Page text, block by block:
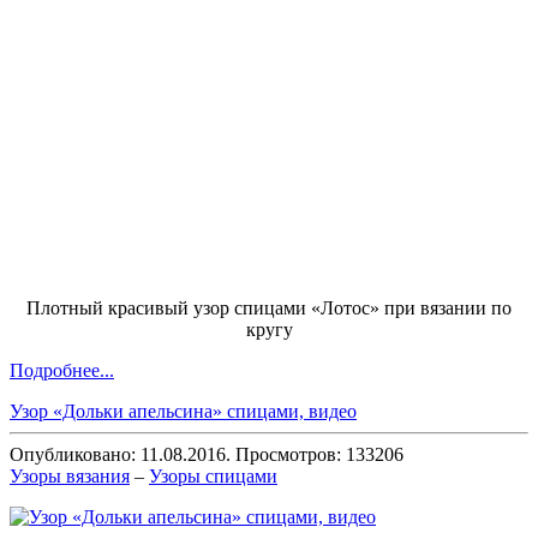
Плотный красивый узор спицами «Лотос» при вязании по
кругу
Подробнее...
Узор «Дольки апельсина» спицами, видео
Опубликовано: 11.08.2016. Просмотров: 133206
Узоры вязания – Узоры спицами